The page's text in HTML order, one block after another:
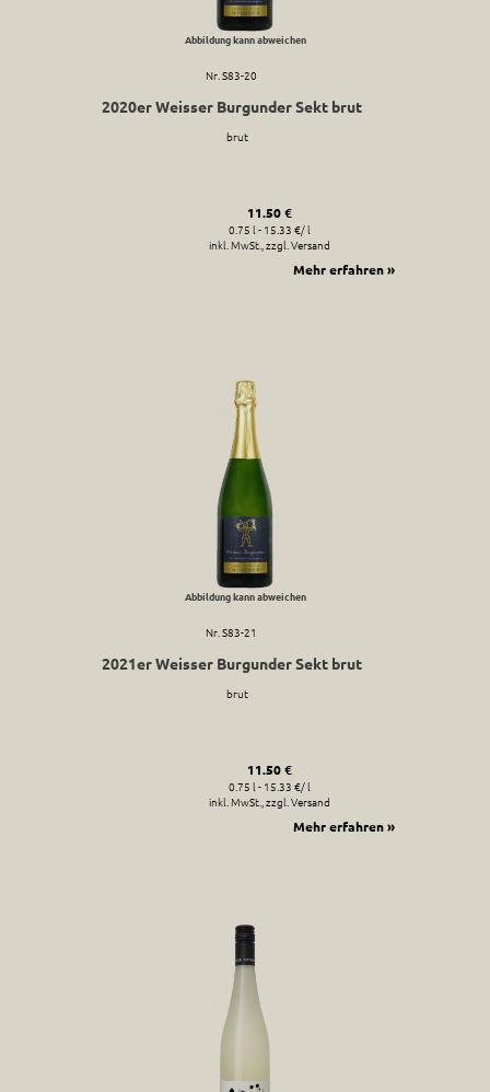
Abbildung kann abweichen
Nr. S83-20
2020er Weisser Burgunder Sekt brut
brut
11.50 €
0.75 l - 15.33 €/ l
inkl. MwSt., zzgl. Versand
Mehr erfahren »
Abbildung kann abweichen
Nr. S83-21
2021er Weisser Burgunder Sekt brut
brut
11.50 €
0.75 l - 15.33 €/ l
inkl. MwSt., zzgl. Versand
Mehr erfahren »